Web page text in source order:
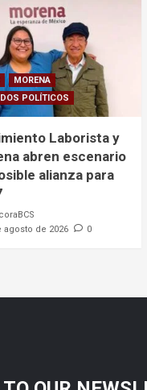
MORENA
POLÍTICOS
Laborista y
abren escenario
alianza para
agosto de 2026
0